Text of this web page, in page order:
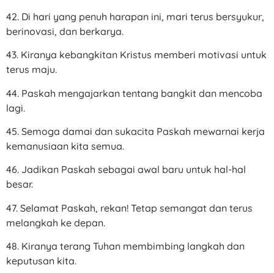
42. Di hari yang penuh harapan ini, mari terus bersyukur,
berinovasi, dan berkarya.
43. Kiranya kebangkitan Kristus memberi motivasi untuk
terus maju.
44. Paskah mengajarkan tentang bangkit dan mencoba
lagi.
45. Semoga damai dan sukacita Paskah mewarnai kerja
kemanusiaan kita semua.
46. Jadikan Paskah sebagai awal baru untuk hal-hal
besar.
47. Selamat Paskah, rekan! Tetap semangat dan terus
melangkah ke depan.
48. Kiranya terang Tuhan membimbing langkah dan
keputusan kita.